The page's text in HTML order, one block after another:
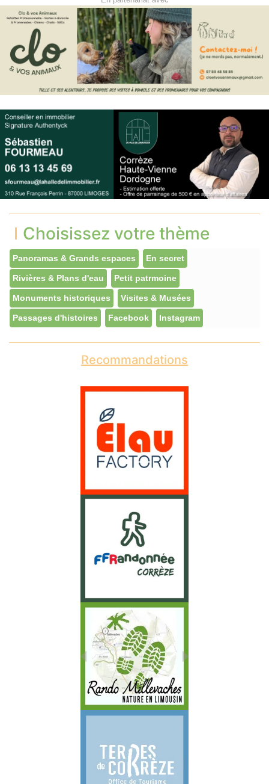
Choisissez votre thème
Panoramas & Grands espaces En secret
Rivières & Plans d'eau Petit patrmoine
Monuments historiques Visites & Musées
Passages d'histoires Facebook Instagram
Recommandations